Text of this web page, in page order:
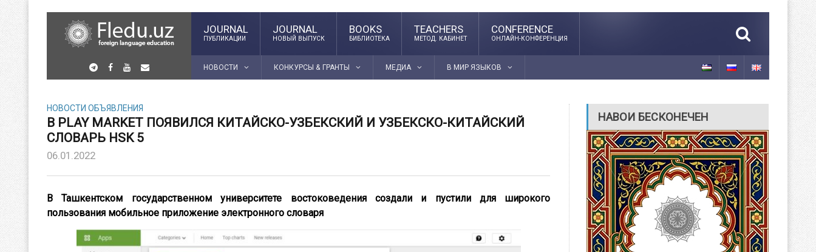
JOURNAL
ПУБЛИКАЦИИ
JOURNAL
НОВЫЙ ВЫПУСК
BOOKS
БИБЛИОТЕКА
TEACHERS
МЕТОД. КАБИНЕТ
CONFERENCE
ОНЛАЙН-КОНФЕРЕНЦИЯ
НОВОСТИ КОНКУРСЫ & ГРАНТЫ МЕДИА В МИР ЯЗЫКОВ
НОВОСТИ ОБЪЯВЛЕНИЯ
В PLAY MARKET ПОЯВИЛСЯ КИТАЙСКО-УЗБЕКСКИЙ И УЗБЕКСКО-КИТАЙСКИЙ
СЛОВАРЬ HSK 5
06.01.2022
В Ташкентском государственном университете востоковедения создали и пустили для широкого
пользования мобильное приложение электронного словаря
НАВОИ БЕСКОНЕЧЕН